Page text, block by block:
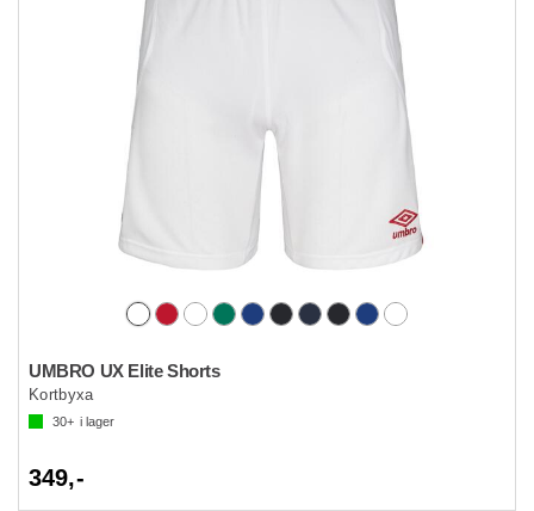
UMBRO UX Elite Shorts
Kortbyxa
30+ i lager
349,-